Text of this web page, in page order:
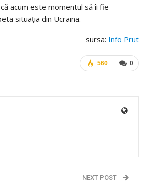
acum este momentul să îi fie
situația din Ucraina.
sursa: Info Prut
0
560
NEXT POST